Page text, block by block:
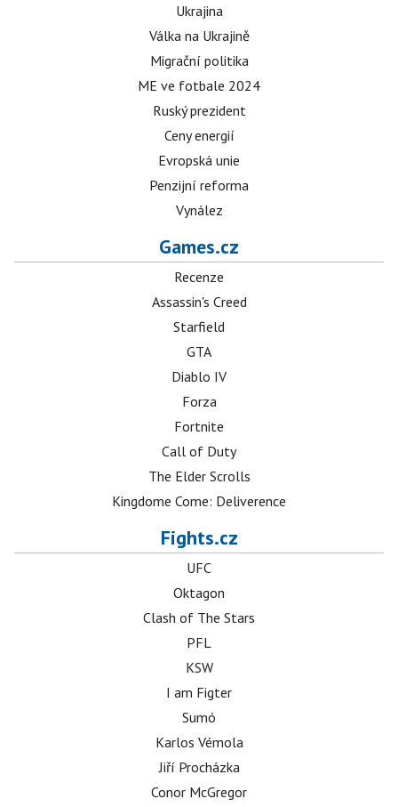
Ukrajina
Válka na Ukrajině
Migrační politika
ME ve fotbale 2024
Ruský prezident
Ceny energií
Evropská unie
Penzijní reforma
Vynález
Games.cz
Recenze
Assassin's Creed
Starfield
GTA
Diablo IV
Forza
Fortnite
Call of Duty
The Elder Scrolls
Kingdome Come: Deliverence
Fights.cz
UFC
Oktagon
Clash of The Stars
PFL
KSW
I am Figter
Sumó
Karlos Vémola
Jiří Procházka
Conor McGregor